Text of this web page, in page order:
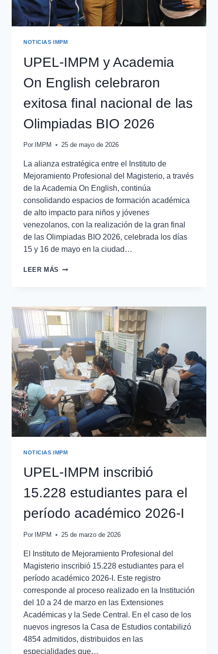
NOTICIAS IMPM
UPEL-IMPM y Academia
On English celebraron
exitosa final nacional de las
Olimpiadas BIO 2026
Por IMPM 25 de mayo de 2026
La alianza estratégica entre el Instituto de
Mejoramiento Profesional del Magisterio, a través
de la Academia On English, continúa
consolidando espacios de formación académica
de alto impacto para niños y jóvenes
venezolanos, con la realización de la gran final
de las Olimpiadas BIO 2026, celebrada los días
15 y 16 de mayo en la ciudad…
LEER MÁS
NOTICIAS IMPM
UPEL-IMPM inscribió
15.228 estudiantes para el
período académico 2026-I
Por IMPM 25 de marzo de 2026
El Instituto de Mejoramiento Profesional del
Magisterio inscribió 15.228 estudiantes para el
período académico 2026-I. Este registro
corresponde al proceso realizado en la Institución
del 10 a 24 de marzo en las Extensiones
Académicas y la Sede Central. En el caso de los
nuevos ingresos la Casa de Estudios contabilizó
4854 admitidos, distribuidos en las
especialidades que…